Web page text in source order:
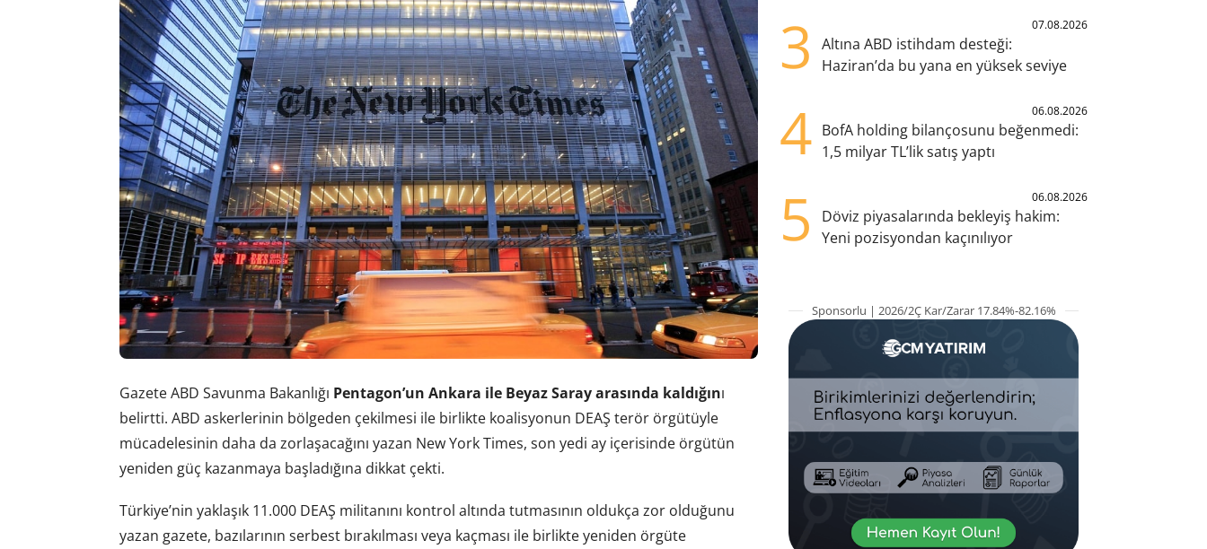
Gazete ABD Savunma Bakanlığı Pentagon’un Ankara ile Beyaz Saray arasında kaldığını
belirtti. ABD askerlerinin bölgeden çekilmesi ile birlikte koalisyonun DEAŞ terör örgütüyle
mücadelesinin daha da zorlaşacağını yazan New York Times, son yedi ay içerisinde örgütün
yeniden güç kazanmaya başladığına dikkat çekti.
Türkiye’nin yaklaşık 11.000 DEAŞ militanını kontrol altında tutmasının oldukça zor olduğunu
yazan gazete, bazılarının serbest bırakılması veya kaçması ile birlikte yeniden örgüte
3 07.08.2026
Altına ABD istihdam desteği:
Haziran’da bu yana en yüksek seviye
4 06.08.2026
BofA holding bilançosunu beğenmedi:
1,5 milyar TL’lik satış yaptı
5 06.08.2026
Döviz piyasalarında bekleyiş hakim:
Yeni pozisyondan kaçınılıyor
Sponsorlu | 2026/2Ç Kar/Zarar 17.84%-82.16%